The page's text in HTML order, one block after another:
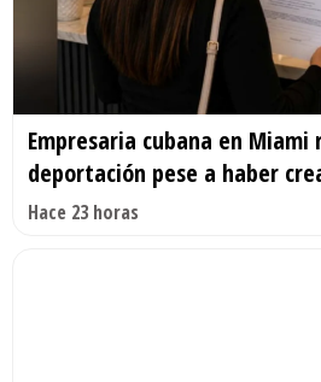
Empresaria cubana en Miami
deportación pese a haber
Hace 23 horas